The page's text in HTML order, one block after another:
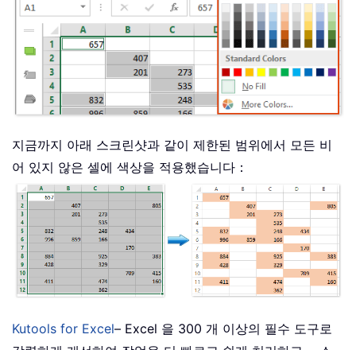
지금까지 아래 스크린샷과 같이 제한된 범위에서 모든 비
어 있지 않은 셀에 색상을 적용했습니다：
Kutools for Excel– Excel 을 300 개 이상의 필수 도구로